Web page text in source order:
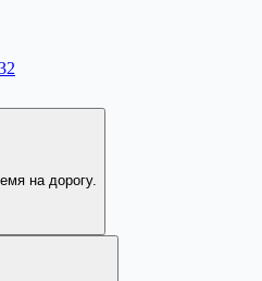
на дорогу.